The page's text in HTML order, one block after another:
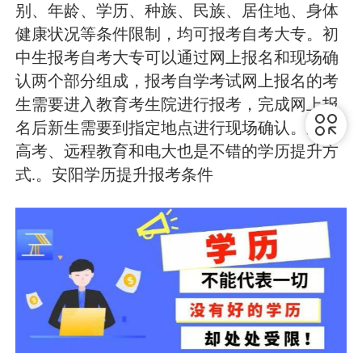
别、年龄、学历、种族、民族、居住地、身体
健康状况等条件限制，均可报考自考大专。初
中生报考自考大专可以通过网上报名和现场确
认两个部分组成，报考自学考试网上报名的考
生需要进入教育考生院进行报考，完成网上报
名后新生需要到指定地点进行现场确认。成人
高考、远程教育和电大也是不错的学历提升方
式.。安阳学历提升报考条件